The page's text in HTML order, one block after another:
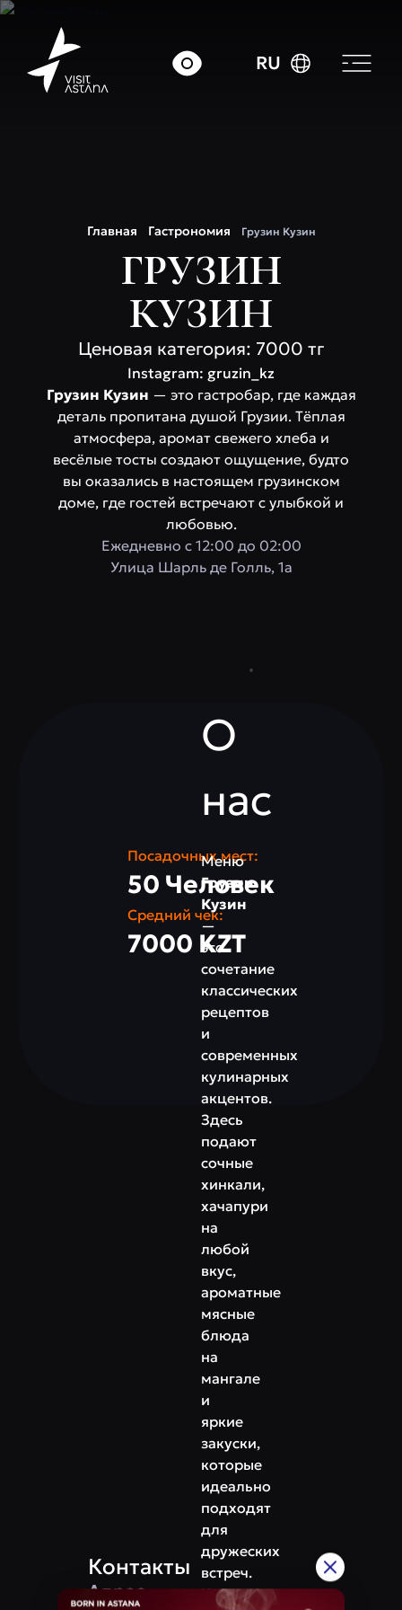
RU
Главная Гастрономия Грузин Кузин
ГРУЗИН
КУЗИН
Ценовая категория: 7000 тг
Instagram: gruzin_kz
Грузин Кузин — это гастробар, где каждая
деталь пропитана душой Грузии. Тёплая
атмосфера, аромат свежего хлеба и
весёлые тосты создают ощущение, будто
вы оказались в настоящем грузинском
доме, где гостей встречают с улыбкой и
любовью.
Ежедневно с 12:00 до 02:00
​Улица Шарль де Голль, 1а
О
нас
Меню
Грузин
Кузин
—
это
сочетание
классических
рецептов
и
современных
кулинарных
акцентов.
Здесь
подают
сочные
хинкали,
хачапури
на
любой
вкус,
ароматные
мясные
блюда
на
мангале
и
яркие
закуски,
которые
идеально
подходят
для
дружеских
встреч.
Каждое
Посадочных мест:
50 Человек
Средний чек:
7000 KZT
Контакты
Адрес